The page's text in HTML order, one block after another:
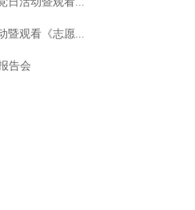
暨观看《志愿...
告会